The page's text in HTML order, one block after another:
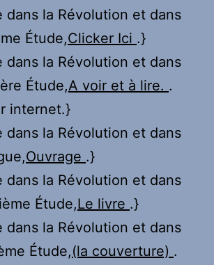
dans la Révolution et dans
Étude,Clicker Ici .}
dans la Révolution et dans
Étude,A voir et à lire. .
internet.}
dans la Révolution et dans
Ouvrage .}
dans la Révolution et dans
Étude,Le livre .}
dans la Révolution et dans
Étude,(la couverture) .